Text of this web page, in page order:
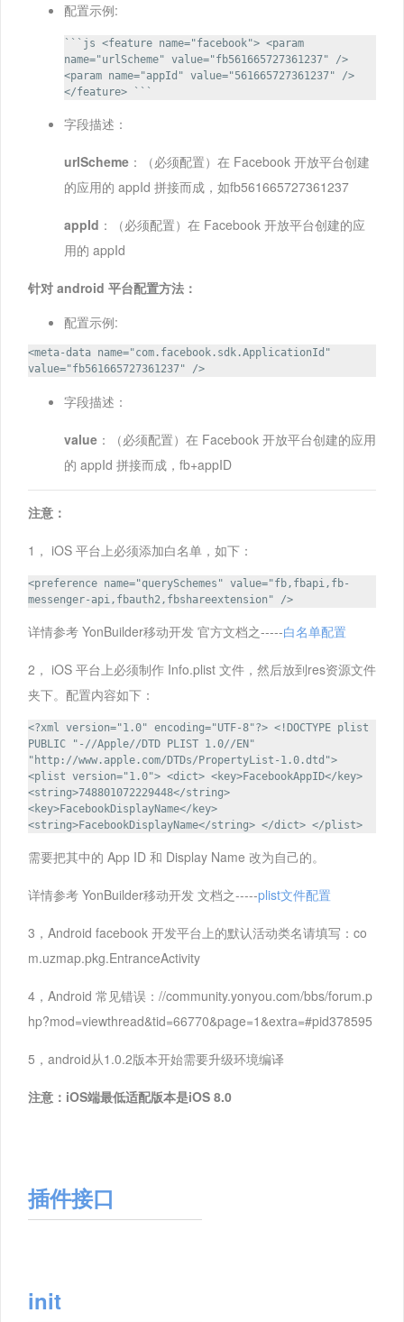
配置示例:
```js <feature name="facebook"> <param
name="urlScheme" value="fb561665727361237" />
<param name="appId" value="561665727361237" />
</feature> ```
字段描述：
urlScheme ：（必须配置）在 Facebook 开放平台创建
的应用的 appId 拼接而成，如fb561665727361237
appId ：（必须配置）在 Facebook 开放平台创建的应
用的 appId
针对 android 平台配置方法：
配置示例:
<meta-data name="com.facebook.sdk.ApplicationId"
value="fb561665727361237" />
字段描述：
value ：（必须配置）在 Facebook 开放平台创建的应用
的 appId 拼接而成，fb+appID
注意：
1， iOS 平台上必须添加白名单，如下：
<preference name="querySchemes" value="fb,fbapi,fb-
messenger-api,fbauth2,fbshareextension" />
详情参考 YonBuilder移动开发 官方文档之-----白名单配置
2， iOS 平台上必须制作 Info.plist 文件，然后放到res资源文件
夹下。配置内容如下：
<?xml version="1.0" encoding="UTF-8"?> <!DOCTYPE plist
PUBLIC "-//Apple//DTD PLIST 1.0//EN"
"http://www.apple.com/DTDs/PropertyList-1.0.dtd">
<plist version="1.0"> <dict> <key>FacebookAppID</key>
<string>748801072229448</string>
<key>FacebookDisplayName</key>
<string>FacebookDisplayName</string> </dict> </plist>
需要把其中的 App ID 和 Display Name 改为自己的。
详情参考 YonBuilder移动开发 文档之-----plist文件配置
3，Android facebook 开发平台上的默认活动类名请填写：co
m.uzmap.pkg.EntranceActivity
4，Android 常见错误：//community.yonyou.com/bbs/forum.p
hp?mod=viewthread&tid=66770&page=1&extra=#pid378595
5，android从1.0.2版本开始需要升级环境编译
注意：iOS端最低适配版本是iOS 8.0
插件接口
init